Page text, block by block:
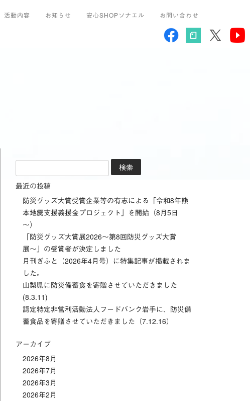
活動内容 お知らせ 安心SHOPソナエル お問い合わせ
索:
最近の投稿
防災グッズ大賞受賞企業等の有志による「令和8年熊
本地震支援義援金プロジェクト」を開始（8月5日
～）
「防災グッズ⼤賞展2026〜第8回防災グッズ⼤賞
展〜」の受賞者が決定しました
月刊ぎふと（2026年4月号）に特集記事が掲載されま
した。
山梨県に防災備蓄食を寄贈させていただきました
(8.3.11)
認定特定非営利活動法人フードバンク岩手に、防災備
蓄食品を寄贈させていただきました（7.12.16）
アーカイブ
2026年8月
2026年7月
2026年3月
2026年2月